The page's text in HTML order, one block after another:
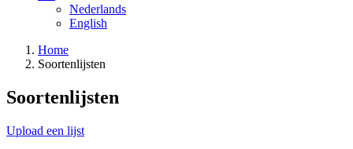
Nederlands
English
Home
Soortenlijsten
Soortenlijsten
Upload een lijst